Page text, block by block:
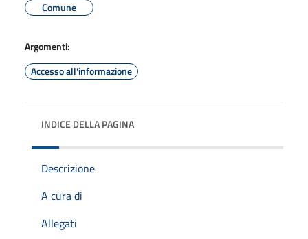
Comune
Argomenti:
Accesso all'informazione
INDICE DELLA PAGINA
Descrizione
A cura di
Allegati